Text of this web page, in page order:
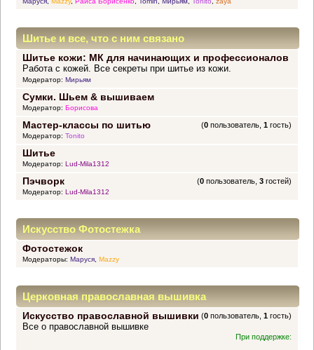
Шитье и все, что с ним связано
Шитье кожи: МК для начинающих и профессионалов
Работа с кожей. Все секреты при шитье из кожи.
Модератор: Мирьям
Сумки. Шьем & вышиваем
Модератор: Борисова
Мастер-классы по шитью (0 пользователь,1 гость)
Модератор: Tonito
Шитье
Модератор: Lud-Mila1312
Пэчворк (0 пользователь,3 гостей)
Модератор: Lud-Mila1312
Искусство Фотостежка
Фотостежок
Модераторы: Маруся, Mazzy
Церковная православная вышивка
Искусство православной вышивки (0 пользователь,1 гость)
Все о православной вышивке
При поддержке: